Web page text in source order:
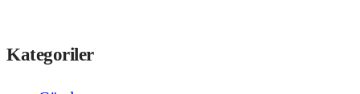
Kategoriler